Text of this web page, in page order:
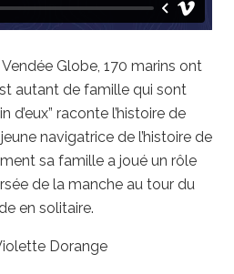
Globe, 170 marins ont
autant de famille qui sont
d’eux” raconte l’histoire de
navigatrice de l’histoire de
sa famille a joué un rôle
de la manche au tour du
en solitaire.
Dorange